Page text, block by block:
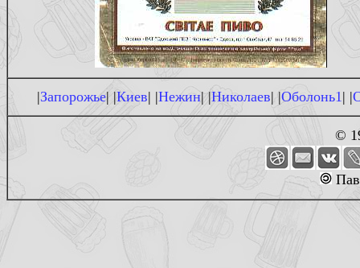
|Запорожье| |Киев| |Нежин| |Николаев| |Оболонь1| |
©